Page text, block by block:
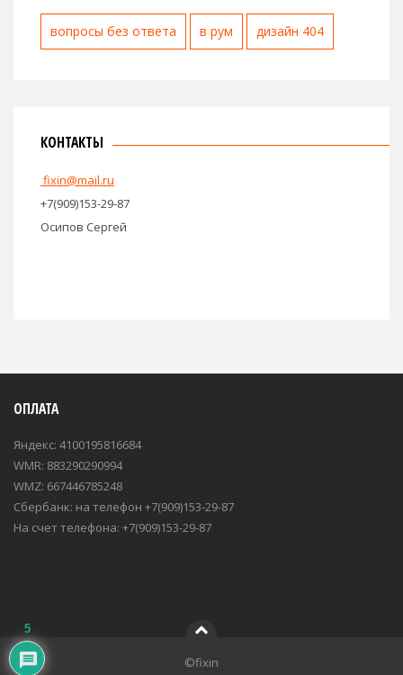
вопросы без ответа в рум дизайн 404
КОНТАКТЫ
fixin@mail.ru
+7(909)153-29-87
Осипов Сергей
ОПЛАТА
Яндекс: 4100195816684
WMR: 883290290994
WMZ: 667446785248
Сбербанк: на телефон +7(909)153-29-87
На счет телефона: +7(909)153-29-87
©fixin
5